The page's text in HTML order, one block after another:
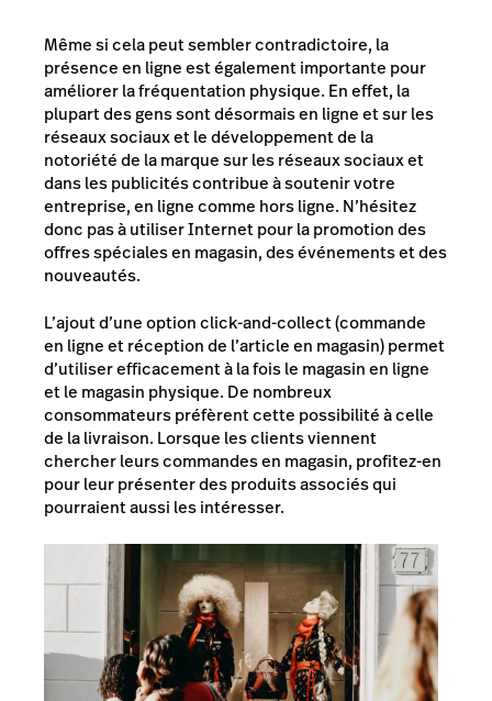
Même si cela peut sembler contradictoire, la
présence en ligne est également importante pour
améliorer la fréquentation physique. En effet, la
plupart des gens sont désormais en ligne et sur les
réseaux sociaux et le développement de la
notoriété de la marque sur les réseaux sociaux et
dans les publicités contribue à soutenir votre
entreprise, en ligne comme hors ligne. N’hésitez
donc pas à utiliser Internet pour la promotion des
offres spéciales en magasin, des événements et des
nouveautés.
L’ajout d’une optionclick-and-collect(commande
en ligne et réception de l’article en magasin) permet
d’utiliser efficacement à la fois le magasin en ligne
et le magasin physique. De nombreux
consommateurs préfèrent cette possibilité à celle
de la livraison. Lorsque les clients viennent
chercher leurs commandes en magasin, profitez-en
pour leur présenter des produits associés qui
pourraient aussi les intéresser.